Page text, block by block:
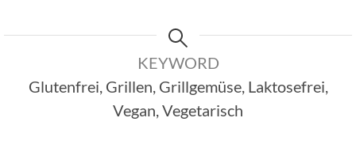
KEYWORD
Glutenfrei, Grillen, Grillgemüse, Laktosefrei,
Vegan, Vegetarisch